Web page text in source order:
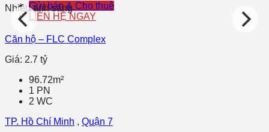
Gửi bán & Cho thuê
LIÊN HỆ NGAY
Nhiều ánh sáng
Căn hộ – FLC Complex
Giá: 2.7 tỷ
96.72m²
1 PN
2 WC
TP. Hồ Chí Minh , Quận 7